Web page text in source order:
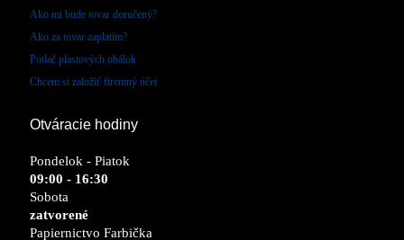
Ako mi bude tovar doručený?
Ako za tovar zaplatím?
Potlač plastových obálok
Chcem si založiť firemný účet
Otváracie hodiny
Pondelok - Piatok
09:00 - 16:30
Sobota
zatvorené
Papiernictvo Farbička